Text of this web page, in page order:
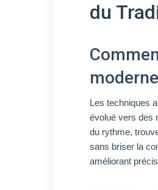
du
Les techniques
évolué vers des
du rythme,
sans briser la
améliorant